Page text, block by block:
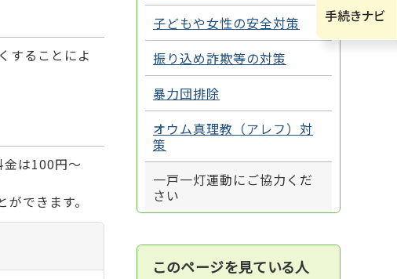
することによ
は100円～
できます。
子どもや女性の安全対策
振り込め詐欺等の対策
暴力団排除
オウム真理教（アレフ）対
策
一戸一灯運動にご協力くだ
さい
このページを見ている人